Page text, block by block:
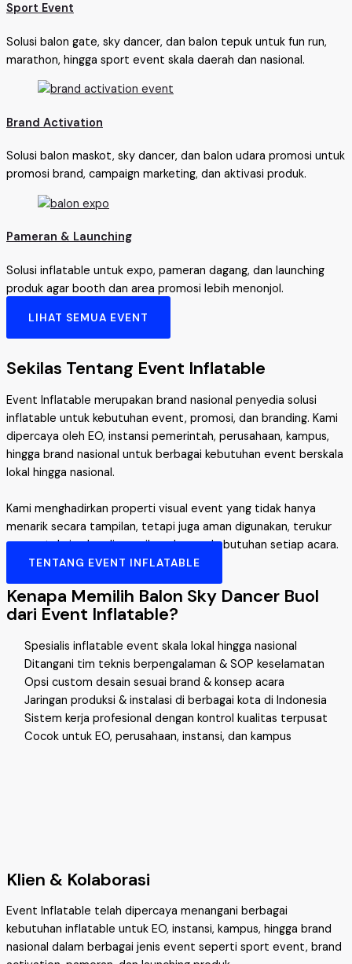
Sport Event
Solusi balon gate, sky dancer, dan balon tepuk untuk fun run,
marathon, hingga sport event skala daerah dan nasional.
Brand Activation
Solusi balon maskot, sky dancer, dan balon udara promosi untuk
promosi brand, campaign marketing, dan aktivasi produk.
Pameran & Launching
Solusi inflatable untuk expo, pameran dagang, dan launching
produk agar booth dan area promosi lebih menonjol.
LIHAT SEMUA EVENT
Sekilas Tentang Event Inflatable
Event Inflatable merupakan brand nasional penyedia solusi
inflatable untuk kebutuhan event, promosi, dan branding. Kami
dipercaya oleh EO, instansi pemerintah, perusahaan, kampus,
hingga brand nasional untuk berbagai kebutuhan event berskala
lokal hingga nasional.
Kami menghadirkan properti visual event yang tidak hanya
menarik secara tampilan, tetapi juga aman digunakan, terukur
secara teknis, dan disesuaikan dengan kebutuhan setiap acara.
TENTANG EVENT INFLATABLE
Kenapa Memilih Balon Sky Dancer Buol
dari Event Inflatable?
Spesialis inflatable event skala lokal hingga nasional
Ditangani tim teknis berpengalaman & SOP keselamatan
Opsi custom desain sesuai brand & konsep acara
Jaringan produksi & instalasi di berbagai kota di Indonesia
Sistem kerja profesional dengan kontrol kualitas terpusat
Cocok untuk EO, perusahaan, instansi, dan kampus
Klien & Kolaborasi
Event Inflatable telah dipercaya menangani berbagai
kebutuhan inflatable untuk EO, instansi, kampus, hingga brand
nasional dalam berbagai jenis event seperti sport event, brand